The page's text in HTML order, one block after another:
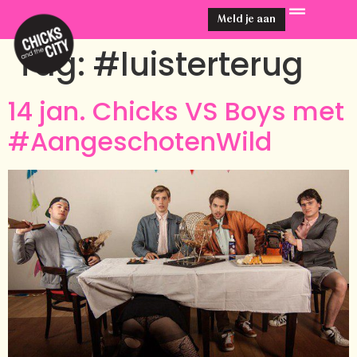
Meld je aan
Tag: #luisterterug
14 jan. Chicks VS Boys met
#AangeschotenWild